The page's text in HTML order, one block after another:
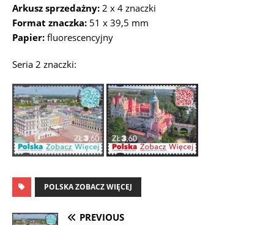
Arkusz sprzedażny: 2 x 4 znaczki
Format znaczka: 51 x 39,5 mm
Papier: fluorescencyjny
Seria 2 znaczki:
POLSKA ZOBACZ WIĘCEJ
PREVIOUS